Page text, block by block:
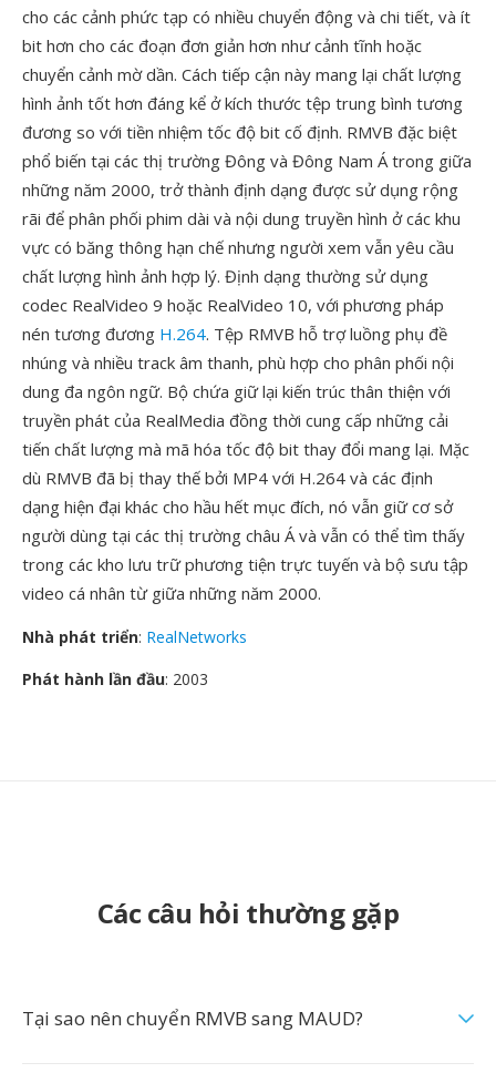
cho các cảnh phức tạp có nhiều chuyển động và chi tiết, và ít
bit hơn cho các đoạn đơn giản hơn như cảnh tĩnh hoặc
chuyển cảnh mờ dần. Cách tiếp cận này mang lại chất lượng
hình ảnh tốt hơn đáng kể ở kích thước tệp trung bình tương
đương so với tiền nhiệm tốc độ bit cố định. RMVB đặc biệt
phổ biến tại các thị trường Đông và Đông Nam Á trong giữa
những năm 2000, trở thành định dạng được sử dụng rộng
rãi để phân phối phim dài và nội dung truyền hình ở các khu
vực có băng thông hạn chế nhưng người xem vẫn yêu cầu
chất lượng hình ảnh hợp lý. Định dạng thường sử dụng
codec RealVideo 9 hoặc RealVideo 10, với phương pháp
nén tương đương H.264. Tệp RMVB hỗ trợ luồng phụ đề
nhúng và nhiều track âm thanh, phù hợp cho phân phối nội
dung đa ngôn ngữ. Bộ chứa giữ lại kiến trúc thân thiện với
truyền phát của RealMedia đồng thời cung cấp những cải
tiến chất lượng mà mã hóa tốc độ bit thay đổi mang lại. Mặc
dù RMVB đã bị thay thế bởi MP4 với H.264 và các định
dạng hiện đại khác cho hầu hết mục đích, nó vẫn giữ cơ sở
người dùng tại các thị trường châu Á và vẫn có thể tìm thấy
trong các kho lưu trữ phương tiện trực tuyến và bộ sưu tập
video cá nhân từ giữa những năm 2000.
Nhà phát triển: RealNetworks
Phát hành lần đầu: 2003
Các câu hỏi thường gặp
Tại sao nên chuyển RMVB sang MAUD?